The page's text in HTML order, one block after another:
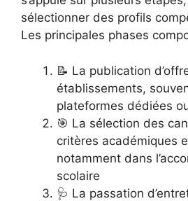
sélectionner des profils
Les principales phases
📝 La publication
établissements,
plateformes dédiées
🎯 La sélection des
critères académiques
notamment dans
scolaire
🩺 La passation